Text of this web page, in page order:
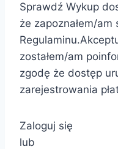
Sprawdź Wykup
że zapoznałem/am
zostałem/am
zgodę że dostęp
zarejestrowania
Zaloguj się
lub